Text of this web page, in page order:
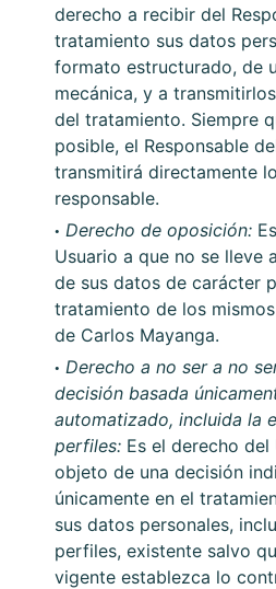
derecho a recibir del
tratamiento sus datos
formato estructurado, de
mecánica, y a
del tratamiento. Siempre
posible, el Responsable
transmitirá directamente
responsable.
Derecho de oposición:
Usuario a que no se lleve
de sus datos de carácter
tratamiento de los
de Carlos Mayanga.
Derecho a no ser a no
decisión basada
automatizado, incluida la
perfiles: Es el derecho
objeto de una decisión
únicamente en el
sus datos personales,
perfiles, existente salvo
vigente establezca lo